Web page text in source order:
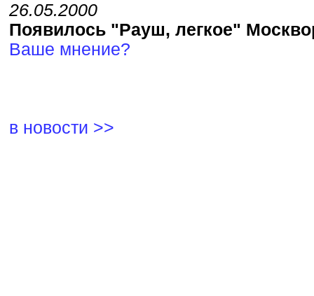
26.05.2000
Появилось "Рауш, легкое"
Ваше мнение?
в новости >>